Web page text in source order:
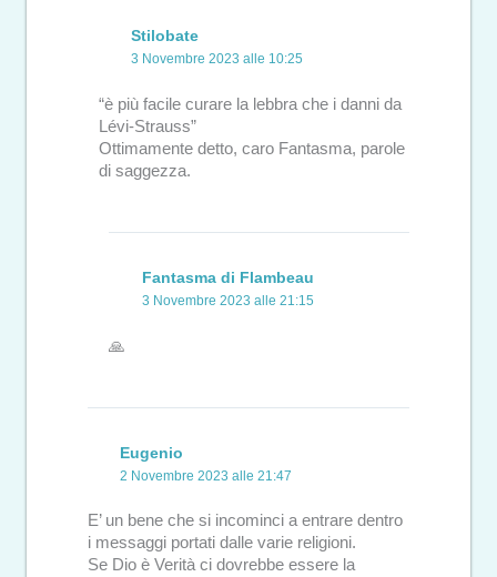
Stilobate
3 Novembre 2023 alle 10:25
“è più facile curare la lebbra che i danni da
Lévi-Strauss”
Ottimamente detto, caro Fantasma, parole
di saggezza.
Fantasma di Flambeau
3 Novembre 2023 alle 21:15
🙏
Eugenio
2 Novembre 2023 alle 21:47
E’ un bene che si incominci a entrare dentro
i messaggi portati dalle varie religioni.
Se Dio è Verità ci dovrebbe essere la